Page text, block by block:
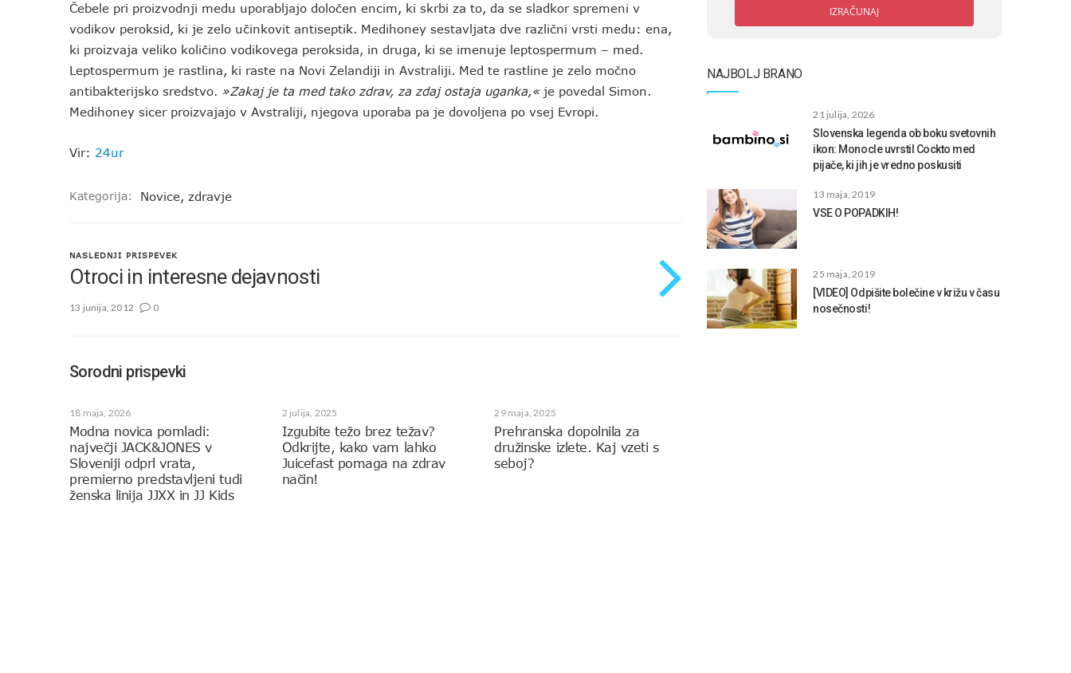
Čebele pri proizvodnji medu uporabljajo določen encim, ki skrbi za to, da se sladkor spremeni v
vodikov peroksid, ki je zelo učinkovit antiseptik. Medihoney sestavljata dve različni vrsti medu: ena,
ki proizvaja veliko količino vodikovega peroksida, in druga, ki se imenuje leptospermum – med.
Leptospermum je rastlina, ki raste na Novi Zelandiji in Avstraliji. Med te rastline je zelo močno
antibakterijsko sredstvo. »Zakaj je ta med tako zdrav, za zdaj ostaja uganka,«je povedal Simon.
Medihoney sicer proizvajajo v Avstraliji, njegova uporaba pa je dovoljena po vsej Evropi.
Vir: 24ur
Kategorija: Novice, zdravje
NASLEDNJI PRISPEVEK
Otroci in interesne dejavnosti
13 junija, 2012 0
Sorodni prispevki
18 maja, 2026
Modna novica pomladi:
največji JACK&JONES v
Sloveniji odprl vrata,
premierno predstavljeni tudi
ženska linija JJXX in JJ Kids
2 julija, 2025
Izgubite težo brez težav?
Odkrijte, kako vam lahko
Juicefast pomaga na zdrav
način!
29 maja, 2025
Prehranska dopolnila za
družinske izlete. Kaj vzeti s
seboj?
IZRAČUNAJ
NAJBOLJ BRANO
21 julija, 2026
Slovenska legenda ob boku svetovnih
ikon: Monocle uvrstil Cockto med
pijače, ki jih je vredno poskusiti
13 maja, 2019
VSE O POPADKIH!
25 maja, 2019
[VIDEO] Odpišite bolečine v križu v času
nosečnosti!